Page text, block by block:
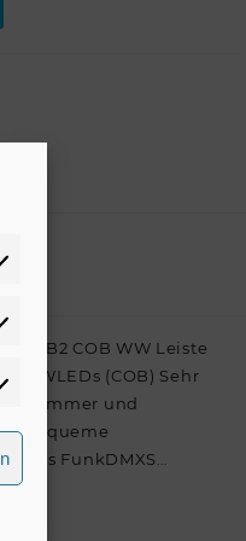
CBB2 COB WW Leiste
(COB) Sehr
Dimmer und
Bequeme
das FunkDMXS…